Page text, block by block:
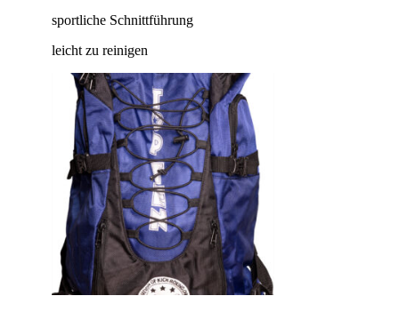
sportliche Schnittführung
leicht zu reinigen